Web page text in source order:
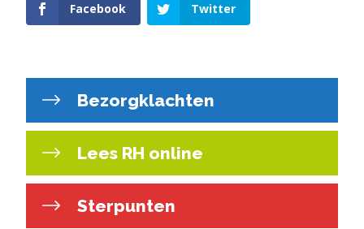
Facebook Twitter
Bezorgklachten
Lees RH online
Sterpunten